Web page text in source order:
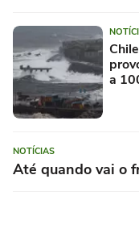
a
NOTÍCIAS
Até quando vai o